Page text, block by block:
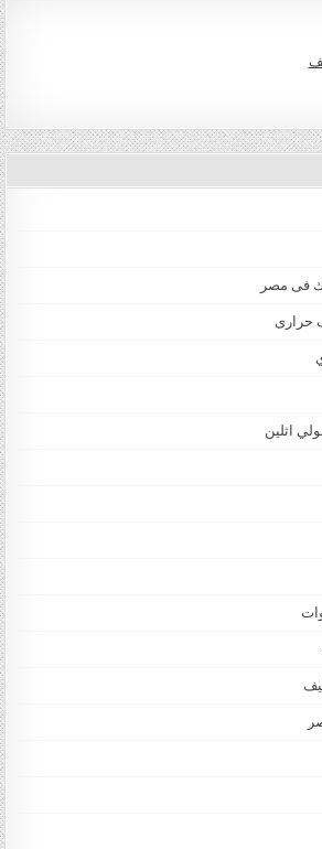
فى مصر
حرارى
اثلين